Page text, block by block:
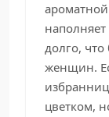
долго, что
женщин.
цветком,